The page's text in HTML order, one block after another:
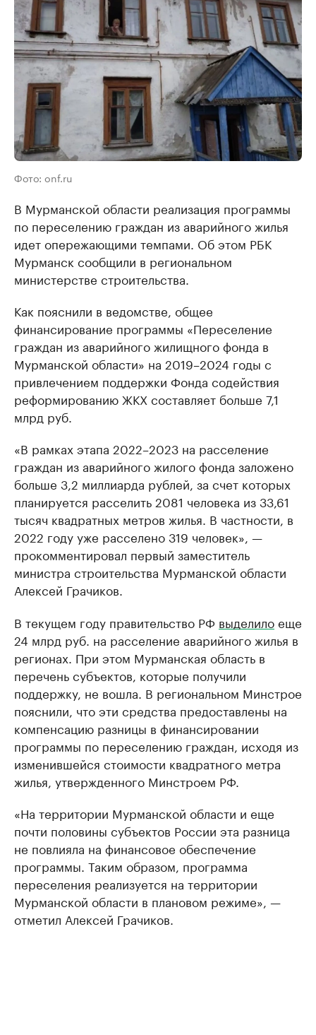
Фото: onf.ru
В Мурманской области реализация программы
по переселению граждан из аварийного жилья
идет опережающими темпами. Об этом РБК
Мурманск сообщили в региональном
министерстве строительства.
Как пояснили в ведомстве, общее
финансирование программы «Переселение
граждан из аварийного жилищного фонда в
Мурманской области» на 2019–2024 годы с
привлечением поддержки Фонда содействия
реформированию ЖКХ составляет больше 7,1
млрд руб.
«В рамках этапа 2022–2023 на расселение
граждан из аварийного жилого фонда заложено
больше 3,2 миллиарда рублей, за счет которых
планируется расселить 2081 человека из 33,61
тысяч квадратных метров жилья. В частности, в
2022 году уже расселено 319 человек», —
прокомментировал первый заместитель
министра строительства Мурманской области
Алексей Грачиков.
В текущем году правительство РФ выделилоеще
24 млрд руб. на расселение аварийного жилья в
регионах. При этом Мурманская область в
перечень субъектов, которые получили
поддержку, не вошла. В региональном Минстрое
пояснили, что эти средства предоставлены на
компенсацию разницы в финансировании
программы по переселению граждан, исходя из
изменившейся стоимости квадратного метра
жилья, утвержденного Минстроем РФ.
«На территории Мурманской области и еще
почти половины субъектов России эта разница
не повлияла на финансовое обеспечение
программы. Таким образом, программа
переселения реализуется на территории
Мурманской области в плановом режиме», —
отметил Алексей Грачиков.